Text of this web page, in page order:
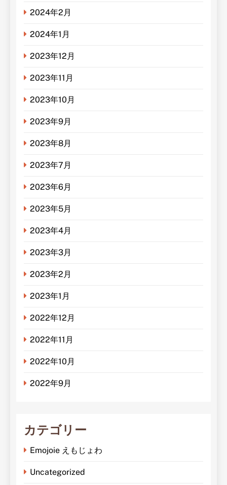
2024年2月
2024年1月
2023年12月
2023年11月
2023年10月
2023年9月
2023年8月
2023年7月
2023年6月
2023年5月
2023年4月
2023年3月
2023年2月
2023年1月
2022年12月
2022年11月
2022年10月
2022年9月
カテゴリー
Emojoie えもじょわ
Uncategorized